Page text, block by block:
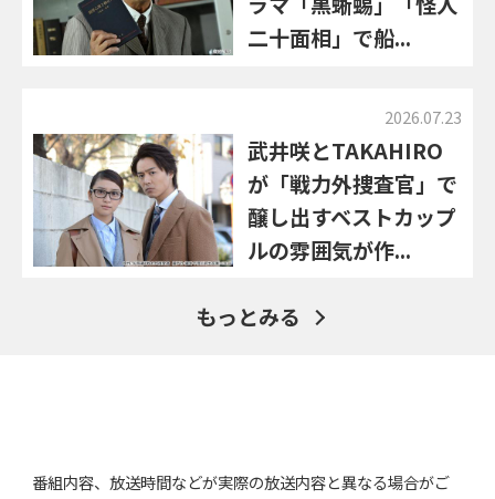
二十面相」で船...
2026.07.23
武井咲とTAKAHIRO
が「戦力外捜査官」で
醸し出すベストカップ
ルの雰囲気が作...
もっとみる
番組内容、放送時間などが実際の放送内容と異なる場合がご